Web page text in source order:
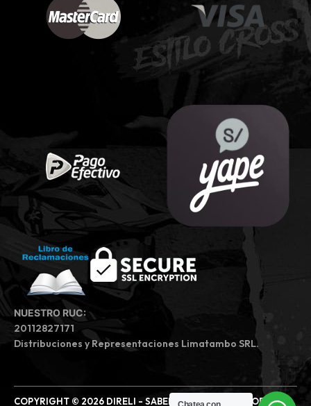
NUESTRO RUC:
20112827171
Distribuciones y Representaciones Limatambo SRL.
COPYRIGHT © 2026 DIRELI - SABEMOS DE MOTOS | TODOS